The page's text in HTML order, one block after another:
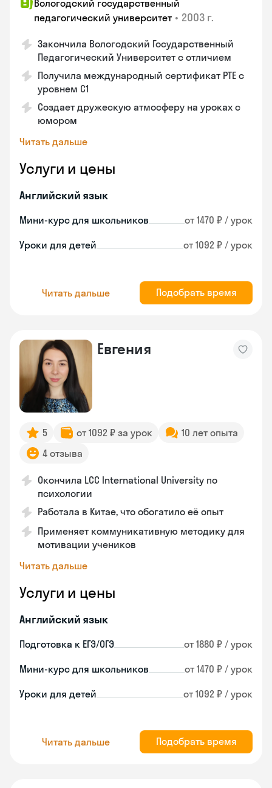
Вологодский государственный
педагогический университет • 2003 г.
Закончила Вологодский Государственный
Педагогический Университет с отличием
Получила международный сертификат PTE с
уровнем C1
Создает дружескую атмосферу на уроках с
юмором
Читать дальше
Услуги и цены
Английский язык
Мини-курс для школьников от 1470 ₽ / урок
Уроки для детей от 1092 ₽ / урок
Читать дальше Подобрать время
Евгения
5 от 1092 ₽ за урок
10 лет опыта
4 отзыва
Окончила LCC International University по
психологии
Работала в Китае, что обогатило её опыт
Применяет коммуникативную методику для
мотивации учеников
Читать дальше
Услуги и цены
Английский язык
Подготовка к ЕГЭ/ОГЭ от 1880 ₽ / урок
Мини-курс для школьников от 1470 ₽ / урок
Уроки для детей от 1092 ₽ / урок
Читать дальше Подобрать время